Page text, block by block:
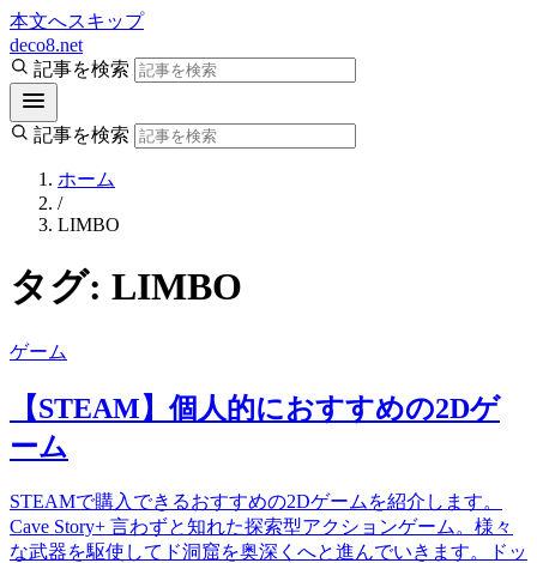
本文へスキップ
deco8.net
記事を検索
記事を検索
ホーム
/
LIMBO
タグ: LIMBO
ゲーム
【STEAM】個人的におすすめの2Dゲ
ーム
STEAMで購入できるおすすめの2Dゲームを紹介します。
Cave Story+ 言わずと知れた探索型アクションゲーム。様々
な武器を駆使してド洞窟を奥深くへと進んでいきます。ドッ